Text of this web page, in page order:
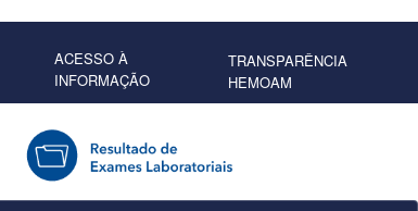
ACESSO À
INFORMAÇÃO
TRANSPARÊNCIA
HEMOAM